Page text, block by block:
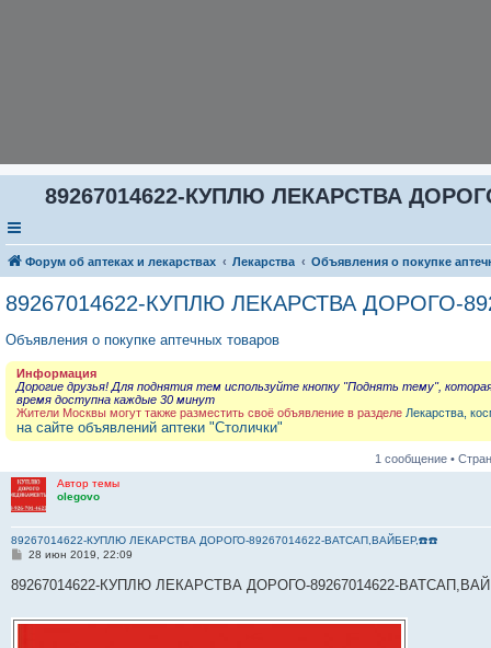
89267014622-КУПЛЮ ЛЕКАРСТВА
Форум об аптеках и лекарствах Лекарства Объявления о покупке
89267014622-КУПЛЮ ЛЕКАРСТВА ДОРОГО-
Объявления о покупке аптечных товаров
Информация
Дорогие друзья! Для поднятия тем используйте кнопку "Поднять тему",
время доступна каждые 30 минут
Жители Москвы могут также разместить своё объявление в разделе Лекарства,
на сайте объявлений аптеки "Столички"
1 сообщение •
Автор темы
olegovo
89267014622-КУПЛЮ ЛЕКАРСТВА ДОРОГО-89267014622-ВАТСАП,ВАЙБЕР,☎️☎️
С
о
б
е
28 июн 2019, 22:09
89267014622-КУПЛЮ ЛЕКАРСТВА ДОРОГО-89267014622-